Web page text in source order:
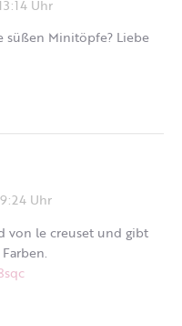
Uhr
süßen Minitöpfe? Liebe
Uhr
von le creuset und gibt